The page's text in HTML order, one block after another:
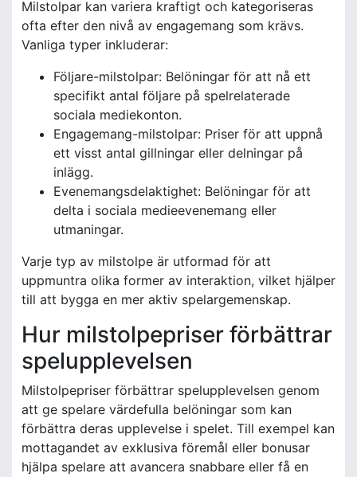
Milstolpar kan variera kraftigt och kategoriseras
ofta efter den nivå av engagemang som krävs.
Vanliga typer inkluderar:
Följare-milstolpar: Belöningar för att nå ett
specifikt antal följare på spelrelaterade
sociala mediekonton.
Engagemang-milstolpar: Priser för att uppnå
ett visst antal gillningar eller delningar på
inlägg.
Evenemangsdelaktighet: Belöningar för att
delta i sociala medieevenemang eller
utmaningar.
Varje typ av milstolpe är utformad för att
uppmuntra olika former av interaktion, vilket hjälper
till att bygga en mer aktiv spelargemenskap.
Hur milstolpepriser förbättrar
spelupplevelsen
Milstolpepriser förbättrar spelupplevelsen genom
att ge spelare värdefulla belöningar som kan
förbättra deras upplevelse i spelet. Till exempel kan
mottagandet av exklusiva föremål eller bonusar
hjälpa spelare att avancera snabbare eller få en